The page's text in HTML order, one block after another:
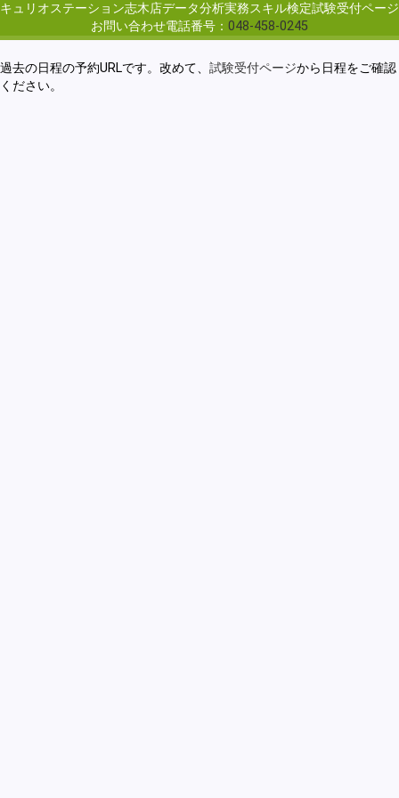
キュリオステーション志木店データ分析実務スキル検定試験受付ページ
お問い合わせ電話番号： 048-458-0245
過去の日程の予約URLです。改めて、 試験受付ページから日程をご確認
ください。